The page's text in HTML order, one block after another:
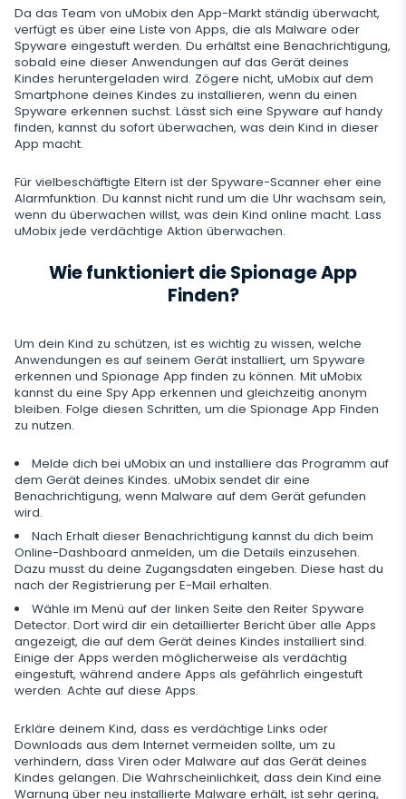
Automatisches Update
Onlinestatus für soziale Medien
SIM-Kartenwechsel
Geofinder
Installation mit einem Klick
Liste der installierten Anwendungen
Spy-App-Detector
Viber
Telegram
Wechat
Skype
Line
Signal Messenger
Google Duo
Snapchat
Tik Tok
YouTube
Reddit
Tinder
Dating-Apps
Aufzeichnung der Browsernutzung
Browserverlauf
Browser-Lesezeichen
Mailbox-Scanner
Streaming
Kameraschnappschuss
Videostream
Audiostream
Gelöschte Information
Gelöschte Nachrichten Wiederherstellen
Anrufliste Wiederherstellen
Gelöschte Kontakte Wiederherstellen
Umbenannte Kontakte
Steuerung
Apps sperren
Webseiten Sperren
Wi-Fi blockieren
SMS Blockieren
Anrufe Blockieren
Zusätzliche App für Eltern
Datenspeicherung regulieren
SCHLIESSEN
Da das Team von uMobix den App-Markt ständig überwacht,
verfügt es über eine Liste von Apps, die als Malware oder
Spyware eingestuft werden. Du erhältst eine Benachrichtigung,
sobald eine dieser Anwendungen auf das Gerät deines
Kindes heruntergeladen wird. Zögere nicht, uMobix auf dem
Smartphone deines Kindes zu installieren, wenn du einen
Spyware erkennen suchst. Lässt sich eine Spyware auf handy
finden, kannst du sofort überwachen, was dein Kind in dieser
App macht.
Für vielbeschäftigte Eltern ist der Spyware-Scanner eher eine
Alarmfunktion. Du kannst nicht rund um die Uhr wachsam sein,
wenn du überwachen willst, was dein Kind online macht. Lass
uMobix jede verdächtige Aktion überwachen.
Wie funktioniert die Spionage App
Finden?
Um dein Kind zu schützen, ist es wichtig zu wissen, welche
Anwendungen es auf seinem Gerät installiert, um Spyware
erkennen und Spionage App finden zu können. Mit uMobix
kannst du eine Spy App erkennen und gleichzeitig anonym
bleiben. Folge diesen Schritten, um die Spionage App Finden
zu nutzen.
Melde dich bei uMobix an und installiere das Programm auf
dem Gerät deines Kindes. uMobix sendet dir eine
Benachrichtigung, wenn Malware auf dem Gerät gefunden
wird.
Nach Erhalt dieser Benachrichtigung kannst du dich beim
Online-Dashboard anmelden, um die Details einzusehen.
Dazu musst du deine Zugangsdaten eingeben. Diese hast du
nach der Registrierung per E-Mail erhalten.
Wähle im Menü auf der linken Seite den Reiter Spyware
Detector. Dort wird dir ein detaillierter Bericht über alle Apps
angezeigt, die auf dem Gerät deines Kindes installiert sind.
Einige der Apps werden möglicherweise als verdächtig
eingestuft, während andere Apps als gefährlich eingestuft
werden. Achte auf diese Apps.
Erkläre deinem Kind, dass es verdächtige Links oder
Downloads aus dem Internet vermeiden sollte, um zu
verhindern, dass Viren oder Malware auf das Gerät deines
Kindes gelangen. Die Wahrscheinlichkeit, dass dein Kind eine
Warnung über neu installierte Malware erhält, ist sehr gering,